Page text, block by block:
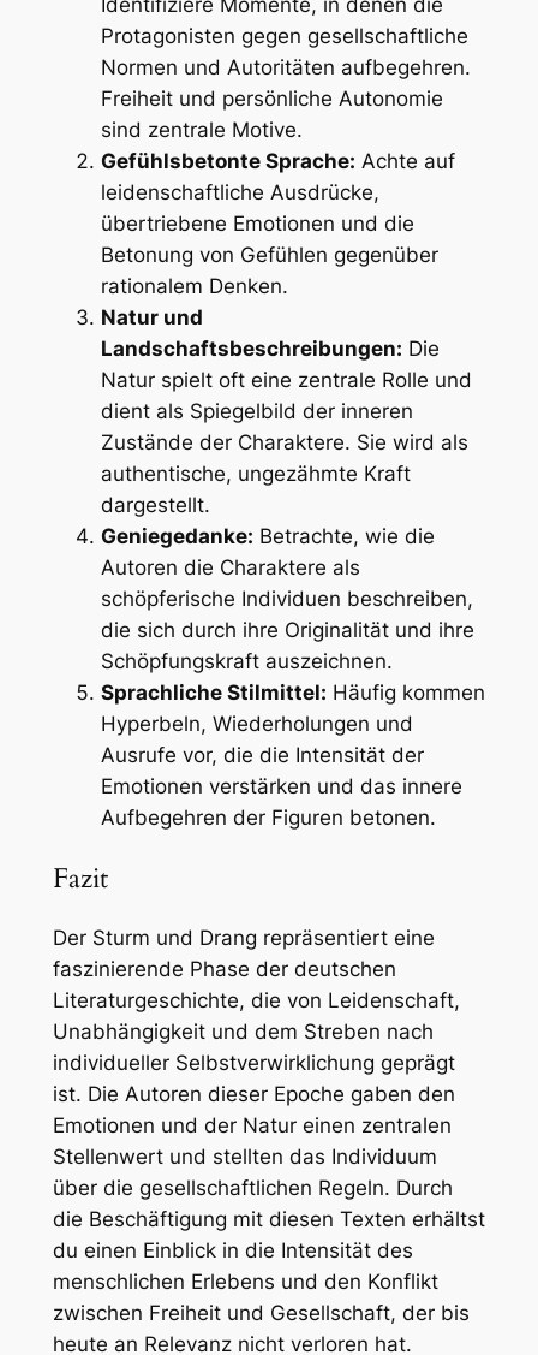
Identifiziere Momente, in denen die
Protagonisten gegen gesellschaftliche
Normen und Autoritäten aufbegehren.
Freiheit und persönliche Autonomie
sind zentrale Motive.
Gefühlsbetonte Sprache: Achte auf
leidenschaftliche Ausdrücke,
übertriebene Emotionen und die
Betonung von Gefühlen gegenüber
rationalem Denken.
Natur und
Landschaftsbeschreibungen: Die
Natur spielt oft eine zentrale Rolle und
dient als Spiegelbild der inneren
Zustände der Charaktere. Sie wird als
authentische, ungezähmte Kraft
dargestellt.
Geniegedanke: Betrachte, wie die
Autoren die Charaktere als
schöpferische Individuen beschreiben,
die sich durch ihre Originalität und ihre
Schöpfungskraft auszeichnen.
Sprachliche Stilmittel: Häufig kommen
Hyperbeln, Wiederholungen und
Ausrufe vor, die die Intensität der
Emotionen verstärken und das innere
Aufbegehren der Figuren betonen.
Fazit
Der Sturm und Drang repräsentiert eine
faszinierende Phase der deutschen
Literaturgeschichte, die von Leidenschaft,
Unabhängigkeit und dem Streben nach
individueller Selbstverwirklichung geprägt
ist. Die Autoren dieser Epoche gaben den
Emotionen und der Natur einen zentralen
Stellenwert und stellten das Individuum
über die gesellschaftlichen Regeln. Durch
die Beschäftigung mit diesen Texten erhältst
du einen Einblick in die Intensität des
menschlichen Erlebens und den Konflikt
zwischen Freiheit und Gesellschaft, der bis
heute an Relevanz nicht verloren hat.